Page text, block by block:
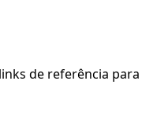
de referência para